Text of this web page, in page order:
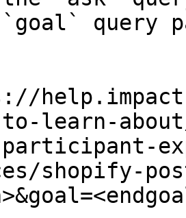
query
learn-about/
participant-
shopify-